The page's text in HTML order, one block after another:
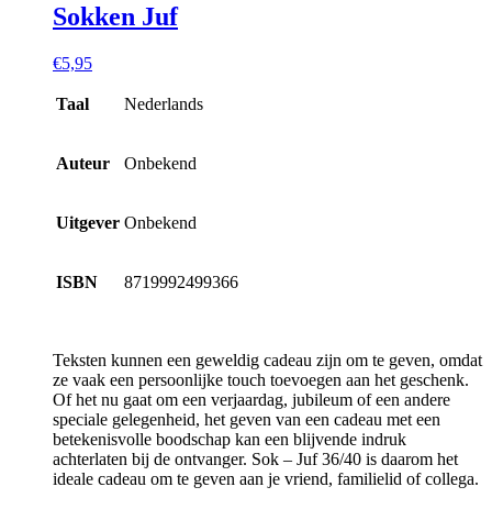
Sokken Juf
€5,95
Taal Nederlands
Auteur Onbekend
Uitgever Onbekend
ISBN 8719992499366
Teksten kunnen een geweldig cadeau zijn om te geven, omdat
ze vaak een persoonlijke touch toevoegen aan het geschenk.
Of het nu gaat om een verjaardag, jubileum of een andere
speciale gelegenheid, het geven van een cadeau met een
betekenisvolle boodschap kan een blijvende indruk
achterlaten bij de ontvanger. Sok – Juf 36/40 is daarom het
ideale cadeau om te geven aan je vriend, familielid of collega.